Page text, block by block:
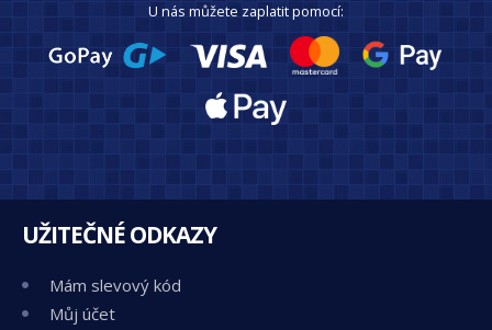
U nás můžete zaplatit pomocí:
UŽITEČNÉ ODKAZY
Mám slevový kód
Můj účet